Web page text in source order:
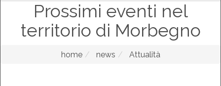
Prossimi eventi nel
territorio di Morbegno
home news Attualità